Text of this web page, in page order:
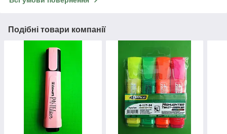
Подібні товари компанії